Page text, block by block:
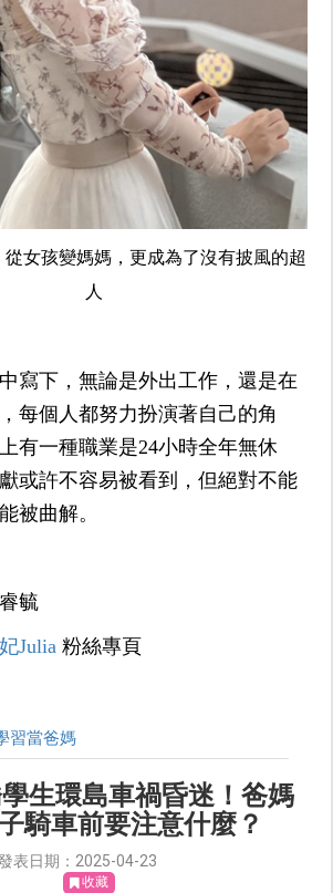
女孩變媽媽，更成為了沒有披風的超
人
寫下，無論是外出工作，還是在
每個人都努力扮演著自己的角
有一種職業是24小時全年無休
或許不容易被看到，但絕對不能
被曲解。
毓
Julia 粉絲專頁
習當爸媽
生環島車禍昏迷！爸媽
騎車前要注意什麼？
表日期：2025-04-23
收藏